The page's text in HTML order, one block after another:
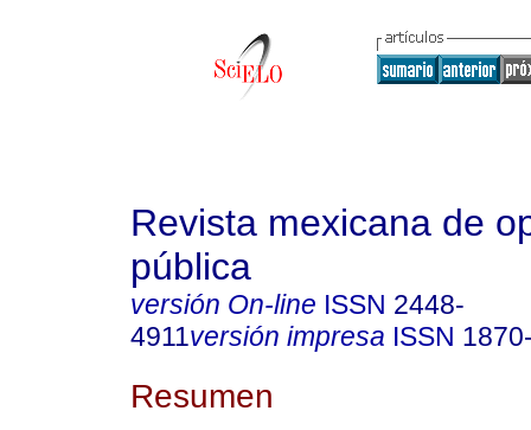
Revista mexicana de
pública
versión On-line ISSN 2448-
4911versión impresa ISSN
Resumen